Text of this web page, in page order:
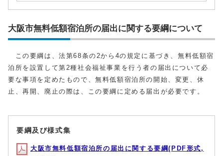
大阪市無料低額宿泊所の届出に関する要綱について
この要綱は、法第68条の2から4の規定に基づき、無料低額宿
泊所を設置して第2種社会福祉事業を行う者の届出について必
要な事項を定めたもので、無料低額宿泊所の開始、変更、休
止、再開、廃止の際は、この要綱に定める届出が必要です。
要綱及び様式集
大阪市無料低額宿泊所の届出に関する要綱(PDF形式,